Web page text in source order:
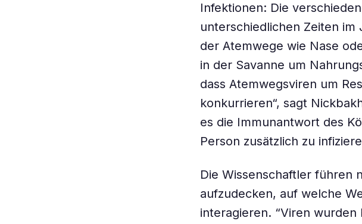
Infektionen: Die
unterschiedlichen Zeiten
der Atemwege wie Nase
in der Savanne um
dass Atemwegsviren um
konkurrieren“, sagt
es die Immunantwort des
Person zusätzlich zu
Die Wissenschaftler führen
aufzudecken, auf welche
interagieren. “Viren